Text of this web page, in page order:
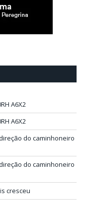
A6X2
A6X2
do caminhoneiro
do caminhoneiro
cresceu